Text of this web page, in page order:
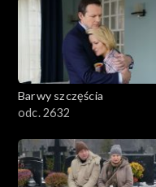
Barwy szczęścia
odc. 2632